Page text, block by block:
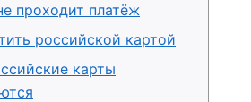
проходит платёж
российской картой
карты